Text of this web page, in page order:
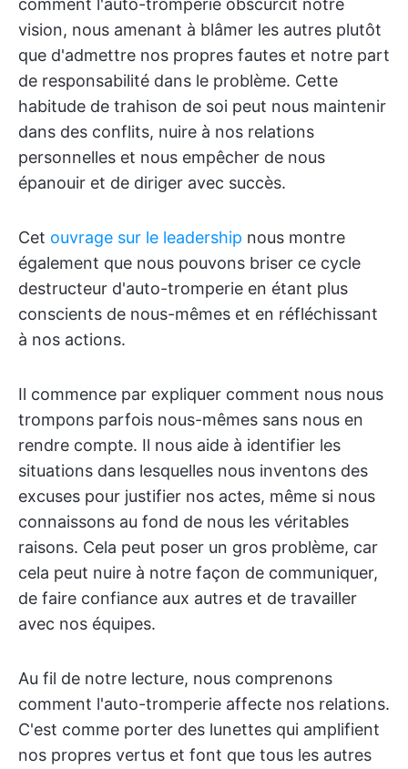
vision, nous amenant à blâmer les autres plutôt
que d'admettre nos propres fautes et notre part
de responsabilité dans le problème. Cette
habitude de trahison de soi peut nous maintenir
dans des conflits, nuire à nos relations
personnelles et nous empêcher de nous
épanouir et de diriger avec succès.
Cet ouvrage sur le leadership nous montre
également que nous pouvons briser ce cycle
destructeur d'auto-tromperie en étant plus
conscients de nous-mêmes et en réfléchissant
à nos actions.
Il commence par expliquer comment nous nous
trompons parfois nous-mêmes sans nous en
rendre compte. Il nous aide à identifier les
situations dans lesquelles nous inventons des
excuses pour justifier nos actes, même si nous
connaissons au fond de nous les véritables
raisons. Cela peut poser un gros problème, car
cela peut nuire à notre façon de communiquer,
de faire confiance aux autres et de travailler
avec nos équipes.
Au fil de notre lecture, nous comprenons
comment l'auto-tromperie affecte nos relations.
C'est comme porter des lunettes qui amplifient
nos propres vertus et font que tous les autres